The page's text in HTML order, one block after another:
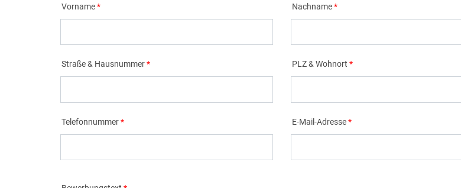
Vorname
Straße & Hausnummer
Telefonnummer
Nachname
PLZ & Wohnort
E-Mail-Adresse